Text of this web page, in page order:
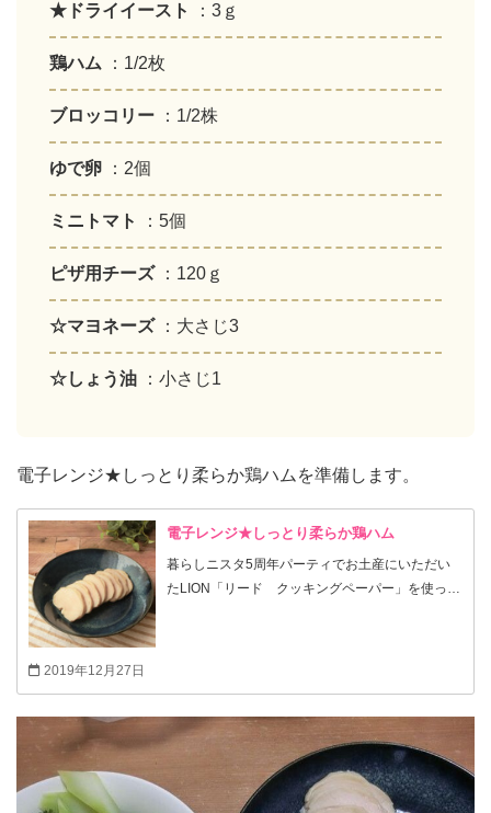
★ドライイースト ：3ｇ
鶏ハム ：1/2枚
ブロッコリー ：1/2株
ゆで卵 ：2個
ミニトマト ：5個
ピザ用チーズ ：120ｇ
☆マヨネーズ ：大さじ3
☆しょう油 ：小さじ1
電子レンジ★しっとり柔らか鶏ハムを準備します。
電子レンジ★しっとり柔らか鶏ハム
暮らしニスタ5周年パーティでお土産にいただい
たLION「リード クッキングペーパー」を使った
2019年12月27日